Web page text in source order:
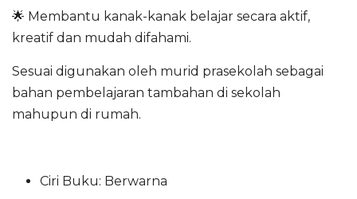
🌟 Membantu kanak-kanak belajar secara aktif,
kreatif dan mudah difahami.
Sesuai digunakan oleh murid prasekolah sebagai
bahan pembelajaran tambahan di sekolah
mahupun di rumah.
Ciri Buku: Berwarna